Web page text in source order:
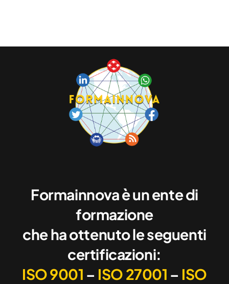
Formainnova è un ente di
formazione
che ha ottenuto le seguenti
certificazioni:
ISO 9001 – ISO 27001 – ISO